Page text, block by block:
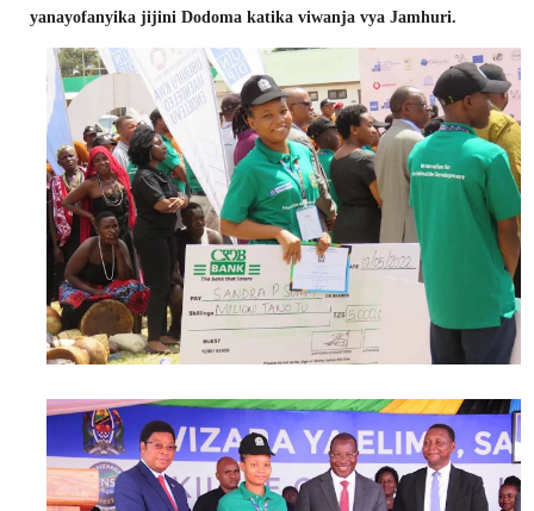
yanayofanyika jijini Dodoma katika viwanja vya Jamhuri.